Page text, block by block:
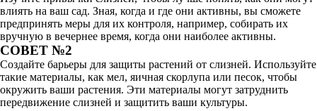
влиять на ваш сад. Зная, когда и где они активны, вы сможете
предпринять меры для их контроля, например, собирать их
вручную в вечернее время, когда они наиболее активны.
СОВЕТ №2
Создайте барьеры для защиты растений от слизней. Используйте
такие материалы, как мел, яичная скорлупа или песок, чтобы
окружить ваши растения. Эти материалы могут затруднить
передвижение слизней и защитить ваши культуры.